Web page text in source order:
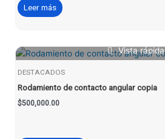
Leer más
Vista rápida
DESTACADOS
Rodamiento de contacto angular copia
$500,000.00